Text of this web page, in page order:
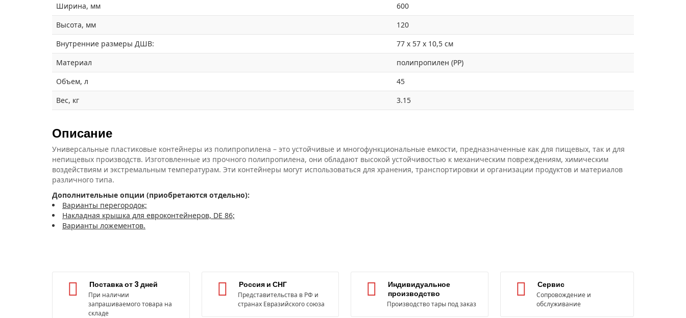
Ширина, мм
600
Высота, мм
120
Внутренние размеры ДШВ:
77 x 57 x 10,5 см
Материал
полипропилен (PP)
Объем, л
45
Вес, кг
3.15
Описание
Универсальные пластиковые контейнеры из полипропилена – это устойчивые и многофункциональные емкости, предназначенные как для пищевых, так и для
непищевых производств. Изготовленные из прочного полипропилена, они обладают высокой устойчивостью к механическим повреждениям, химическим
воздействиям и экстремальным температурам. Эти контейнеры могут использоваться для хранения, транспортировки и организации продуктов и материалов
различного типа.
Дополнительные опции (приобретаются отдельно):
Варианты перегородок;
Накладная крышка для евроконтейнеров, DE 86;
Варианты ложементов.
Поставка от 3 дней
При наличии
запрашиваемого товара на
складе
Россия и СНГ
Представительства в РФ и
странах Евразийского союза
Индивидуальное
производство
Производство тары под заказ
Сервис
Сопровождение и
обслуживание